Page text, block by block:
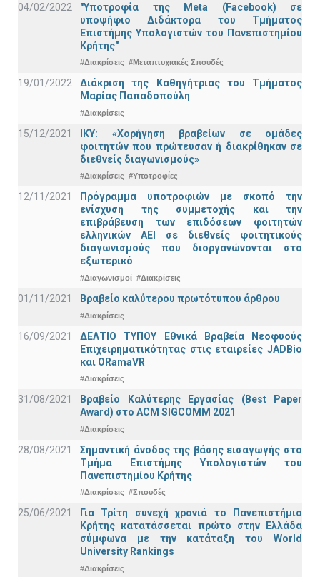
04/02/2022
"Υποτροφία της Meta (Facebook) σε
υποψήφιο Διδάκτορα του Τμήματος
Επιστήμης Υπολογιστών του Πανεπιστημίου
Κρήτης"
#Διακρίσεις #Μεταπτυχιακές Σπουδές
19/01/2022
Διάκριση της Καθηγήτριας του Τμήματος
Μαρίας Παπαδοπούλη
#Διακρίσεις
15/12/2021
IKY: «Χορήγηση βραβείων σε ομάδες
φοιτητών που πρώτευσαν ή διακρίθηκαν σε
διεθνείς διαγωνισμούς»
#Διακρίσεις #Υποτροφίες
12/11/2021
Πρόγραμμα υποτροφιών με σκοπό την
ενίσχυση της συμμετοχής και την
επιβράβευση των επιδόσεων φοιτητών
ελληνικών ΑΕΙ σε διεθνείς φοιτητικούς
διαγωνισμούς που διοργανώνονται στο
εξωτερικό
#Διαγωνισμοί #Διακρίσεις
01/11/2021 Bραβείο καλύτερου πρωτότυπου άρθρου
#Διακρίσεις
16/09/2021
ΔΕΛΤΙΟ ΤΥΠΟΥ Εθνικά Βραβεία Νεοφυούς
Επιχειρηματικότητας στις εταιρείες JADBio
και ORamaVR
#Διακρίσεις
31/08/2021
Βραβείο Καλύτερης Εργασίας (Best Paper
Award) στο ACM SIGCOMM 2021
#Διακρίσεις
28/08/2021
Σημαντική άνοδος της βάσης εισαγωγής στο
Τμήμα Επιστήμης Υπολογιστών του
Πανεπιστημίου Κρήτης
#Διακρίσεις #Σπουδές
25/06/2021
Για Τρίτη συνεχή χρονιά το Πανεπιστήμιο
Κρήτης κατατάσσεται πρώτο στην Ελλάδα
σύμφωνα με την κατάταξη του World
University Rankings
#Διακρίσεις